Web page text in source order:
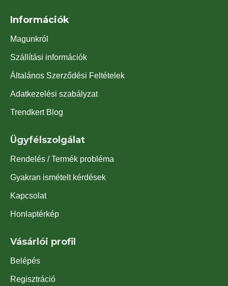
Információk
Magunkról
Szállítási információk
Általános Szerződési Feltételek
Adatkezelési szabályzat
Trendkert Blog
Ügyfélszolgálat
Rendelés / Termék probléma
Gyakran ismételt kérdések
Kapcsolat
Honlaptérkép
Vásárlói profil
Belépés
Regisztráció